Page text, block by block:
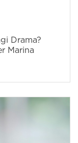
Drama?
Marina